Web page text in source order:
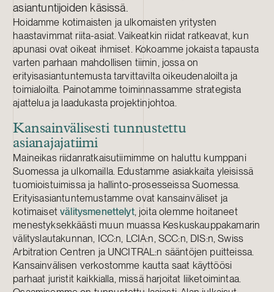
asiantuntijoiden käsissä.
Hoidamme kotimaisten ja ulkomaisten yritysten
haastavimmat riita-asiat. Vaikeatkin riidat ratkeavat, kun
apunasi ovat oikeat ihmiset. Kokoamme jokaista tapausta
varten parhaan mahdollisen tiimin, jossa on
erityisasiantuntemusta tarvittavilta oikeudenaloilta ja
toimialoilta. Painotamme toiminnassamme strategista
ajattelua ja laadukasta projektinjohtoa.
Kansainvälisesti tunnustettu
asianajajatiimi
Maineikas riidanratkaisutiimimme on haluttu kumppani
Suomessa ja ulkomailla. Edustamme asiakkaita yleisissä
tuomioistuimissa ja hallinto-prosesseissa Suomessa.
Erityisasiantuntemustamme ovat kansainväliset ja
kotimaisetvälitysmenettelyt, joita olemme hoitaneet
menestyksekkäästi muun muassa Keskuskauppakamarin
välityslautakunnan, ICC:n, LCIA:n, SCC:n, DIS:n, Swiss
Arbitration Centren ja UNCITRAL:n sääntöjen puitteissa.
Kansainvälisen verkostomme kautta saat käyttöösi
parhaat juristit kaikkialla, missä harjoitat liiketoimintaa.